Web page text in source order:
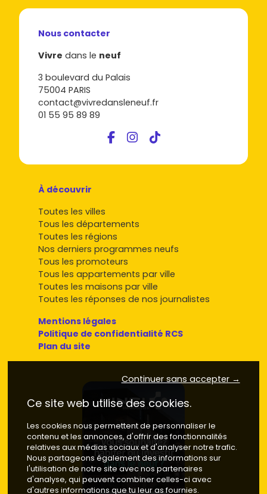
Nous contacter
Vivre dans le neuf
3 boulevard du Palais
75004 PARIS
contact@vivredansleneuf.fr
01 55 95 89 89
À découvrir
Toutes les villes
Tous les départements
Toutes les régions
Nos derniers programmes neufs
Tous les promoteurs
Tous les appartements par ville
Toutes les maisons par ville
Toutes les réponses de nos journalistes
Mentions légales
Politique de confidentialité RCS
Plan du site
Continuer sans accepter →
Ce site web utilise des cookies.
Les cookies nous permettent de personnaliser le
contenu et les annonces, d'offrir des fonctionnalités
relatives aux médias sociaux et d'analyser notre trafic.
Nous partageons également des informations sur
l'utilisation de notre site avec nos partenaires
d'analyse, qui peuvent combiner celles-ci avec
d'autres informations que tu leur as fournies.